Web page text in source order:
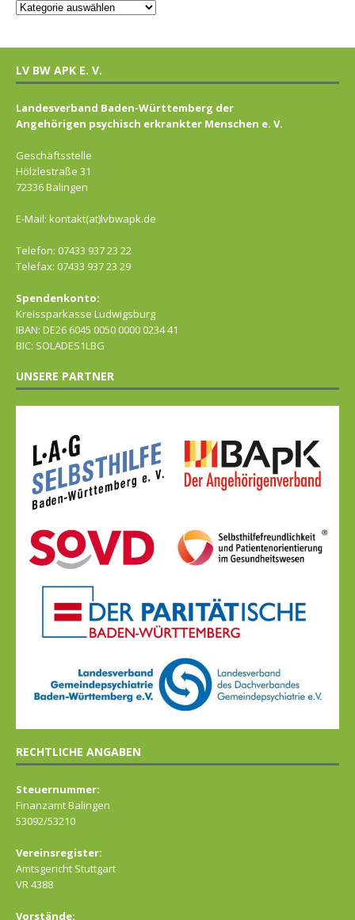
LV BW APK E. V.
Landesverband Baden-Württemberg der
Angehörigen psychisch erkrankter Menschen e. V.
Geschäftsstelle
Hölzlestraße 31
72336 Balingen
E-Mail: kontakt(at)lvbwapk.de
Telefon: 07433 937 23 22
Telefax: 07433 937 23 29
Spendenkonto:
Kreissparkasse Ludwigsburg
IBAN: DE26 6045 0050 0000 0234 41
BIC: SOLADES1LBG
UNSERE PARTNER
RECHTLICHE ANGABEN
Steuernummer:
Finanzamt Balingen
53092/53210
Vereinsregister:
Amtsgericht Stuttgart
VR 4388
Vorstände: